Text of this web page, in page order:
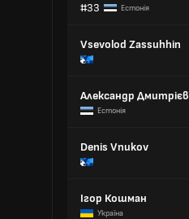
#33
Естонія
Vsevolod Zassuhhin
Александр Дмитрієв
Естонія
Denis Vnukov
Ігор Кошман
Україна